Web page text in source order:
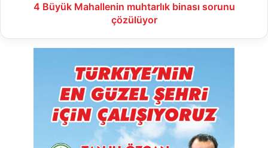
4 Büyük Mahallenin muhtarlık binası sorunu
çözülüyor